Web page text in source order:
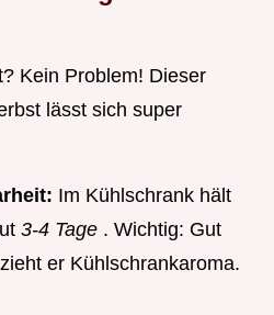
Kein Problem! Dieser
lässt sich super
Im Kühlschrank hält
3-4 Tage . Wichtig: Gut
er Kühlschrankaroma.